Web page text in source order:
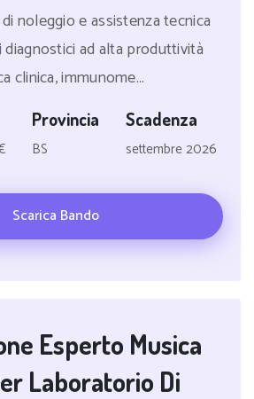
noleggio e assistenza tecnica
ad alta produttività
clinica, immunome...
Provincia
BS
Scadenza
settembre 2026
Scarica Bando
Esperto Musica
Laboratorio Di